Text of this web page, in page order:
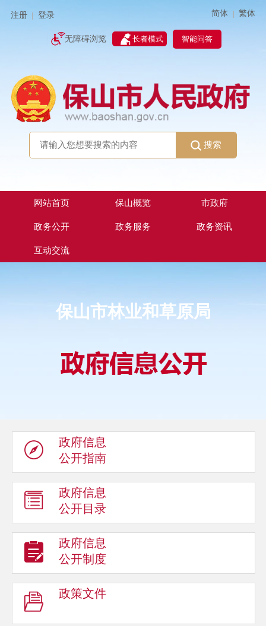
注册 登录 简体 | 繁体
无障碍浏览 长者模式 智能问答
搜索
网站首页 保山概览 市政府
政务公开 政务服务 政务资讯
互动交流
保山市林业和草原局
政府信息
公开指南
政府信息
公开目录
政府信息
公开制度
政策文件